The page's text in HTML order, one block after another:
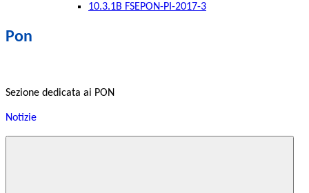
10.3.1B FSEPON-PI-2017-3
Pon
Sezione dedicata ai PON
Notizie